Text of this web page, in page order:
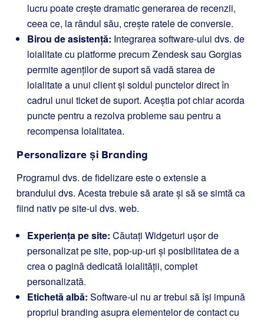
lucru poate crește dramatic generarea de recenzii,
ceea ce, la rândul său, crește ratele de conversie.
Birou de asistență: Integrarea software-ului dvs. de
loialitate cu platforme precum Zendesk sau Gorgias
permite agenților de suport să vadă starea de
loialitate a unui client și soldul punctelor direct în
cadrul unui ticket de suport. Aceștia pot chiar acorda
puncte pentru a rezolva probleme sau pentru a
recompensa loialitatea.
Personalizare și Branding
Programul dvs. de fidelizare este o extensie a
brandului dvs. Acesta trebuie să arate și să se simtă ca
fiind nativ pe site-ul dvs. web.
Experiența pe site: Căutați Widgeturi ușor de
personalizat pe site, pop-up-uri și posibilitatea de a
crea o pagină dedicată loialității, complet
personalizată.
Etichetă albă: Software-ul nu ar trebui să își impună
propriul branding asupra elementelor de contact cu